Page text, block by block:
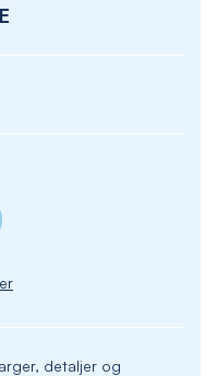
detaljer og